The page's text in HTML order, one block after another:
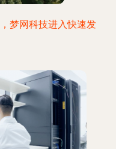
梦网科技进入快速发